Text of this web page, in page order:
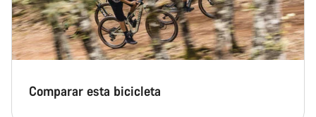
Comparar esta bicicleta